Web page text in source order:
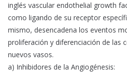
inglés vascular endothelial growth
como ligando de su receptor
mismo, desencadena los eventos
proliferación y diferenciación de las
nuevos vasos.
a) Inhibidores de la Angiogénesis: